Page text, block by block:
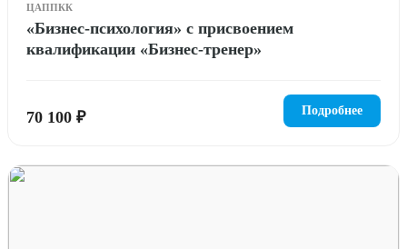
ЦАППКК
«Бизнес-психология» с присвоением
квалификации «Бизнес-тренер»
70 100 ₽ Подробнее